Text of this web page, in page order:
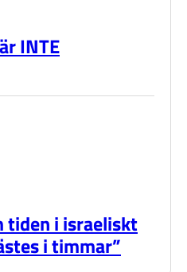
INTE
tiden i israeliskt
i timmar”